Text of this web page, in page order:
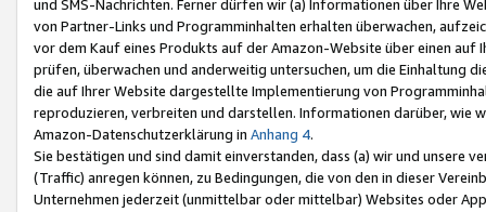
und SMS-Nachrichten. Ferner dürfen wir (a) Informationen über Ihre
von Partner-Links und Programminhalten erhalten überwachen,
vor dem Kauf eines Produkts auf der Amazon-Website über einen
prüfen, überwachen und anderweitig untersuchen, um die Einhaltung
die auf Ihrer Website dargestellte Implementierung von
reproduzieren, verbreiten und darstellen. Informationen darüber, wie
Amazon-Datenschutzerklärung in Anhang 4.
Sie bestätigen und sind damit einverstanden, dass (a) wir und
(Traffic) anregen können, zu Bedingungen, die von den in dieser
Unternehmen jederzeit (unmittelbar oder mittelbar) Websites oder